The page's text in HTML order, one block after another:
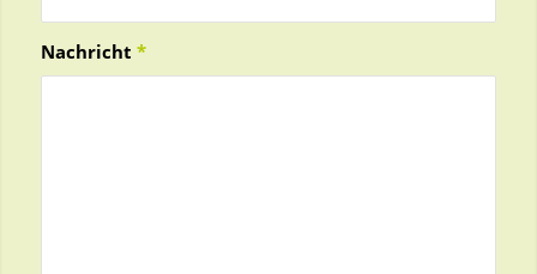
Nachricht *